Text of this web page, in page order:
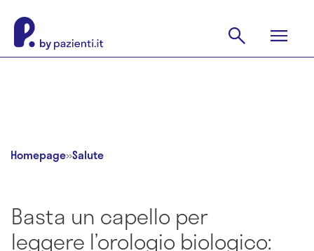
Homepage»Salute
Basta un capello per
leggere l’orologio biologico: